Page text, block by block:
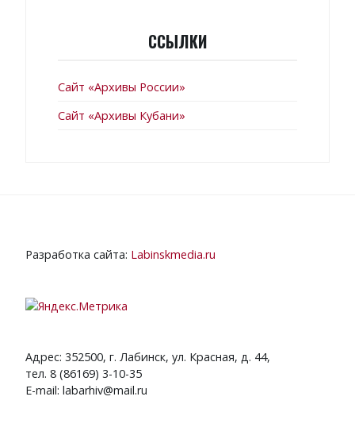
ССЫЛКИ
Сайт «Архивы России»
Сайт «Архивы Кубани»
Разработка сайта: Labinskmedia.ru
Адрес: 352500, г. Лабинск, ул. Красная, д. 44,
тел. 8 (86169) 3-10-35
E-mail: labarhiv@mail.ru